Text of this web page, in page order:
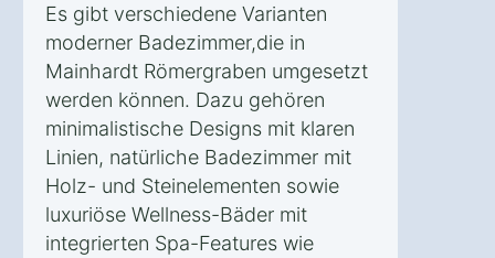
Es gibt verschiedene Varianten
moderner Badezimmer,die in
Mainhardt Römergraben umgesetzt
werden können. Dazu gehören
minimalistische Designs mit klaren
Linien, natürliche Badezimmer mit
Holz- und Steinelementen sowie
luxuriöse Wellness-Bäder mit
integrierten Spa-Features wie